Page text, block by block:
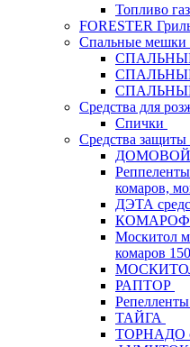
Топливо
FORESTER
Спальные мешки
Средства для
Спички
Средства
ДОМОВОЙ
комаров,
ДЭТА
КОМАРОФФ
Москитол
комаров
МОСКИТОЛ
РАПТОР
ТАЙГА
ТОРНАДО